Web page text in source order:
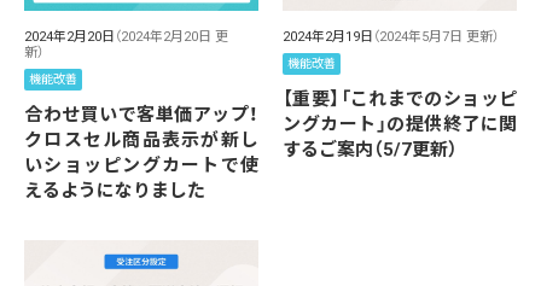
2024年2月20日 （2024年2月20日 更
新）
機能改善
合わせ買いで客単価アップ！
クロスセル商品表示が新し
いショッピングカートで使
えるようになりました
2024年2月19日 （2024年5月7日 更新）
機能改善
【重要】「これまでのショッピ
ングカート」の提供終了に関
するご案内（5/7更新）